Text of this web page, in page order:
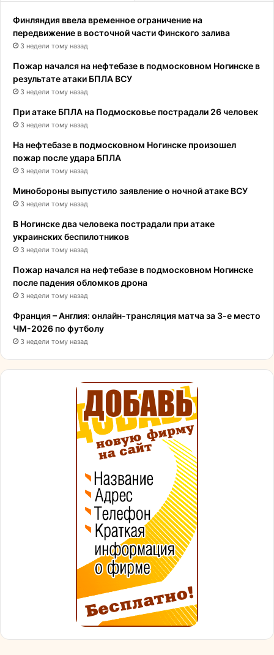
Финляндия ввела временное ограничение на
передвижение в восточной части Финского залива
3 недели тому назад
Пожар начался на нефтебазе в подмосковном Ногинске в
результате атаки БПЛА ВСУ
3 недели тому назад
При атаке БПЛА на Подмосковье пострадали 26 человек
3 недели тому назад
На нефтебазе в подмосковном Ногинске произошел
пожар после удара БПЛА
3 недели тому назад
Минобороны выпустило заявление о ночной атаке ВСУ
3 недели тому назад
В Ногинске два человека пострадали при атаке
украинских беспилотников
3 недели тому назад
Пожар начался на нефтебазе в подмосковном Ногинске
после падения обломков дрона
3 недели тому назад
Франция – Англия: онлайн-трансляция матча за 3-е место
ЧМ-2026 по футболу
3 недели тому назад